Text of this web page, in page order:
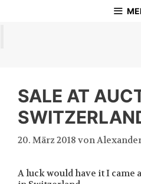
SALE AT
20. März 2018 von
A luck would have it I came